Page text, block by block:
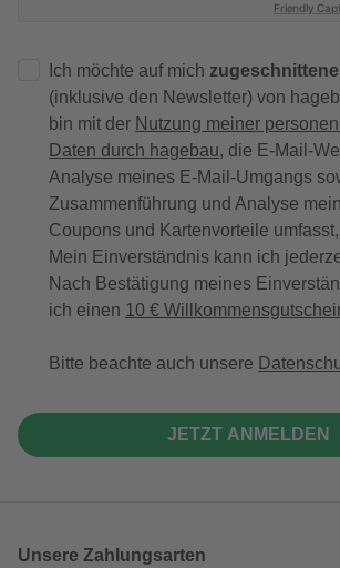
Friendly
Ich möchte auf mich
(inklusive den Newsletter) von
bin mit der Nutzung meiner
Daten durch hagebau, die E-Mail-
Analyse meines E-Mail-Umgangs
Zusammenführung und Analyse
Coupons und Kartenvorteile
Mein Einverständnis kann ich
Nach Bestätigung meines
ich einen 10 €
Bitte beachte auch unsere
JETZT ANMELDEN
Unsere Zahlungsarten